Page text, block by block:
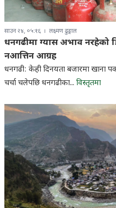
साउन २४, ०५:१६ लक्ष्मण ढुङ्गाल
धनगढीमा ग्यास अभाव नरहेको
नआत्तिन आग्रह
धनगढी: केही दिनयता बजारमा खाना
चर्चा चलेपछि धनगढीका... विस्तृतमा